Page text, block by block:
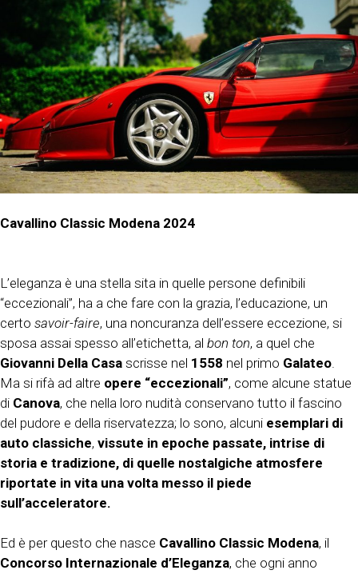
Cavallino Classic Modena 2024
L’eleganza è una stella sita in quelle persone definibili
“eccezionali”, ha a che fare con la grazia, l’educazione, un
certo savoir-faire, una noncuranza dell’essere eccezione, si
sposa assai spesso all’etichetta, al bon ton, a quel che
Giovanni Della Casa scrisse nel 1558 nel primo Galateo.
Ma si rifà ad altre opere “eccezionali”, come alcune statue
di Canova, che nella loro nudità conservano tutto il fascino
del pudore e della riservatezza; lo sono, alcuni esemplari di
auto classiche, vissute in epoche passate, intrise di
storia e tradizione, di quelle nostalgiche atmosfere
riportate in vita una volta messo il piede
sull’acceleratore.
Ed è per questo che nasce Cavallino Classic Modena, il
Concorso Internazionale d’Eleganza, che ogni anno